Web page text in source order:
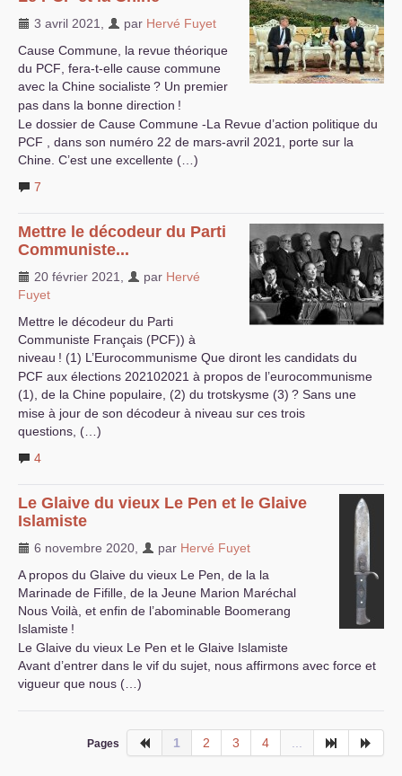
3 avril 2021 par Hervé Fuyet
Cause Commune, la revue théorique
du PCF , fera-t-elle cause commune
avec la Chine socialiste? Un premier
pas dans la bonne direction !
Le dossier de Cause Commune -La Revue d’action politique du
PCF , dans son numéro 22 de mars-avril 2021, porte sur la
Chine. C’est une excellente (…)
7
Mettre le décodeur du Parti
Communiste...
20 février 2021 par Hervé
Fuyet
Mettre le décodeur du Parti
Communiste Français (PCF)) à
niveau ! (1) L’Eurocommunisme Que diront les candidats du
PCF aux élections 202102021 à propos de l’eurocommunisme
(1), de la Chine populaire, (2) du trotskysme (3) ? Sans une
mise à jour de son décodeur à niveau sur ces trois
questions, (…)
4
Le Glaive du vieux Le Pen et le Glaive
Islamiste
6 novembre 2020 par Hervé Fuyet
A propos du Glaive du vieux Le Pen, de la la
Marinade de Fifille, de la Jeune Marion Maréchal
Nous Voilà, et enfin de l’abominable Boomerang
Islamiste !
Le Glaive du vieux Le Pen et le Glaive Islamiste
Avant d’entrer dans le vif du sujet, nous affirmons avec force et
vigueur que nous (…)
Pages 1 2 3 4